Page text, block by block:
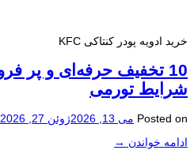
خرید ادویه پودر کنتاکی KFC
10 تخفیف حرفه‌ای و پر
شرایط تورمی
Posted on می 13, 2026 ژوئن 27, 2026
ادامه خواندن →